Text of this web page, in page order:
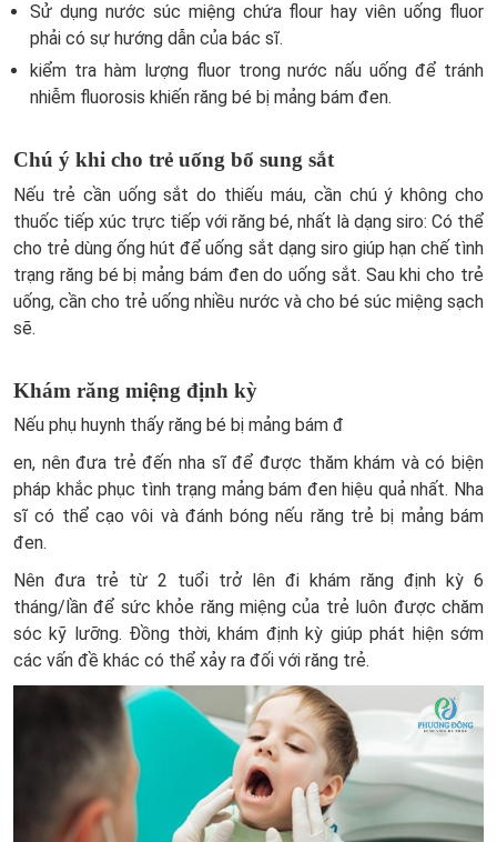
Sử dụng nước súc miệng chứa flour hay viên uống fluor
phải có sự hướng dẫn của bác sĩ.
kiểm tra hàm lượng fluor trong nước nấu uống để tránh
nhiễm fluorosis khiến răng bé bị mảng bám đen.
Chú ý khi cho trẻ uống bổ sung sắt
Nếu trẻ cần uống sắt do thiếu máu, cần chú ý không cho
thuốc tiếp xúc trực tiếp với răng bé, nhất là dạng siro: Có thể
cho trẻ dùng ống hút để uống sắt dạng siro giúp hạn chế tình
trạng răng bé bị mảng bám đen do uống sắt. Sau khi cho trẻ
uống, cần cho trẻ uống nhiều nước và cho bé súc miệng sạch
sẽ.
Khám răng miệng định kỳ
Nếu phụ huynh thấy răng bé bị mảng bám đ
en, nên đưa trẻ đến nha sĩ để được thăm khám và có biện
pháp khắc phục tình trạng mảng bám đen hiệu quả nhất. Nha
sĩ có thể cạo vôi và đánh bóng nếu răng trẻ bị mảng bám
đen.
Nên đưa trẻ từ 2 tuổi trở lên đi khám răng định kỳ 6
tháng/lần để sức khỏe răng miệng của trẻ luôn được chăm
sóc kỹ lưỡng. Đồng thời, khám định kỳ giúp phát hiện sớm
các vấn đề khác có thể xảy ra đối với răng trẻ.